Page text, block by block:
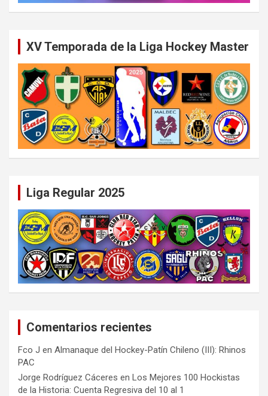
XV Temporada de la Liga Hockey Master
Liga Regular 2025
Comentarios recientes
Fco J en Almanaque del Hockey-Patín Chileno (III): Rhinos
PAC
Jorge Rodríguez Cáceres en Los Mejores 100 Hockistas
de la Historia: Cuenta Regresiva del 10 al 1